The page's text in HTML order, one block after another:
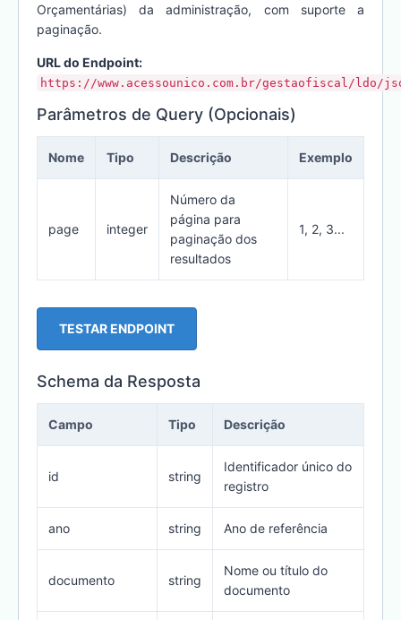
Orçamentárias) da administração, com suporte a
paginação.
URL do Endpoint:
https://www.acessounico.com.br/gestaofiscal/ldo/
Parâmetros de Query (Opcionais)
Nome Tipo Descrição Exemplo
page integer
Número da
página para
paginação dos
resultados
1, 2, 3...
TESTAR ENDPOINT
Schema da Resposta
Campo Tipo Descrição
id string
Identificador único do
registro
ano string Ano de referência
documento string
Nome ou título do
documento